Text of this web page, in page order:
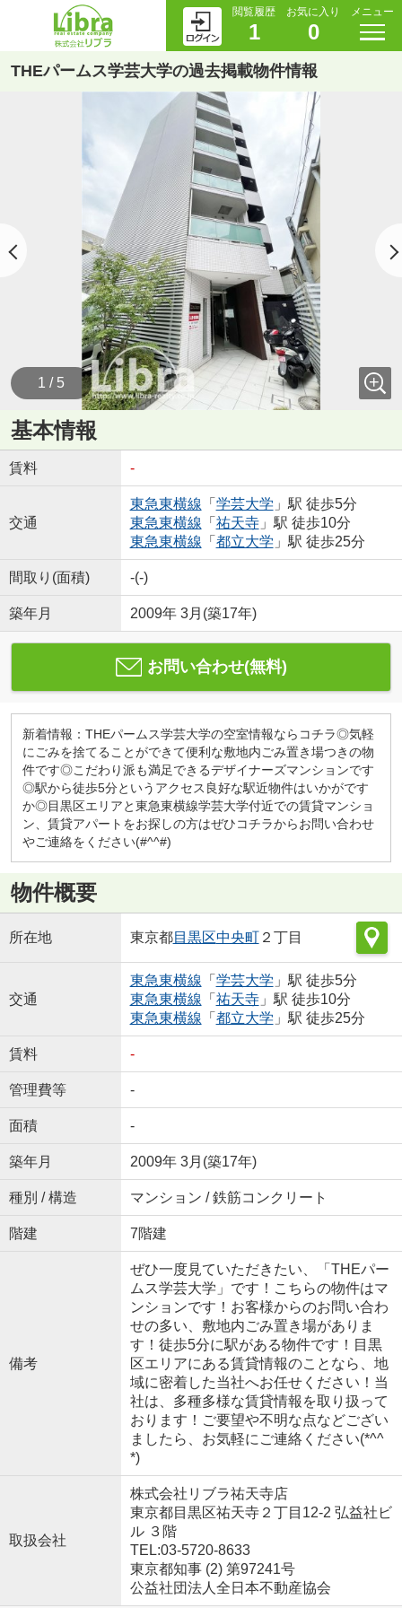
閲覧履歴
1
お気に入り
0
メニュー
THEパームス学芸大学の過去掲載物件情報
1 / 5
基本情報
賃料 -
交通
東急東横線 「 学芸大学 」駅 徒歩5分
東急東横線 「 祐天寺」駅 徒歩10分
東急東横線 「 都立大学 」駅 徒歩25分
間取り(面積) -(-)
築年月 2009年 3月(築17年)
お問い合わせ(無料)
新着情報：THEパームス学芸大学の空室情報ならコチラ◎気軽
にごみを捨てることができて便利な敷地内ごみ置き場つきの物
件です◎こだわり派も満足できるデザイナーズマンションです
◎駅から徒歩5分というアクセス良好な駅近物件はいかがです
か◎目黒区エリアと東急東横線学芸大学付近での賃貸マンショ
ン、賃貸アパートをお探しの方はぜひコチラからお問い合わせ
やご連絡をください(#^^#)
物件概要
所在地 東京都目黒区中央町２丁目
交通
東急東横線 「 学芸大学 」駅 徒歩5分
東急東横線 「 祐天寺」駅 徒歩10分
東急東横線 「 都立大学 」駅 徒歩25分
賃料 -
管理費等 -
面積 -
築年月 2009年 3月(築17年)
種別 / 構造 マンション / 鉄筋コンクリート
階建 7階建
備考
ぜひ一度見ていただきたい、「THEパー
ムス学芸大学」です！こちらの物件はマ
ンションです！お客様からのお問い合わ
せの多い、敷地内ごみ置き場がありま
す！徒歩5分に駅がある物件です！目黒
区エリアにある賃貸情報のことなら、地
域に密着した当社へお任せください！当
社は、多種多様な賃貸情報を取り扱って
おります！ご要望や不明な点などござい
ましたら、お気軽にご連絡ください(*^^
*)
取扱会社
株式会社リブラ祐天寺店
東京都目黒区祐天寺２丁目12-2 弘益社ビ
ル ３階
TEL:03-5720-8633
東京都知事 (2) 第97241号
公益社団法人全日本不動産協会